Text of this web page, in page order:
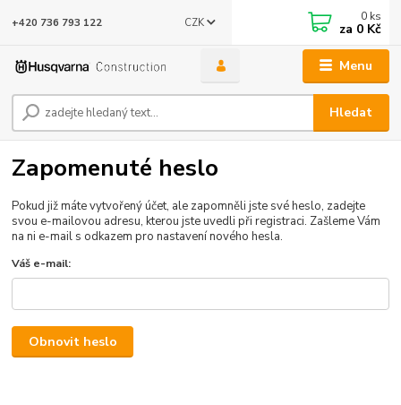
Menu
CZK
Hledat
+420 736 793 122 0 ks
za 0 Kč
Zapomenuté heslo
Pokud již máte vytvořený účet, ale zapomněli jste své heslo, zadejte
svou e-mailovou adresu, kterou jste uvedli při registraci. Zašleme Vám
na ni e-mail s odkazem pro nastavení nového hesla.
Váš e-mail:
Obnovit heslo